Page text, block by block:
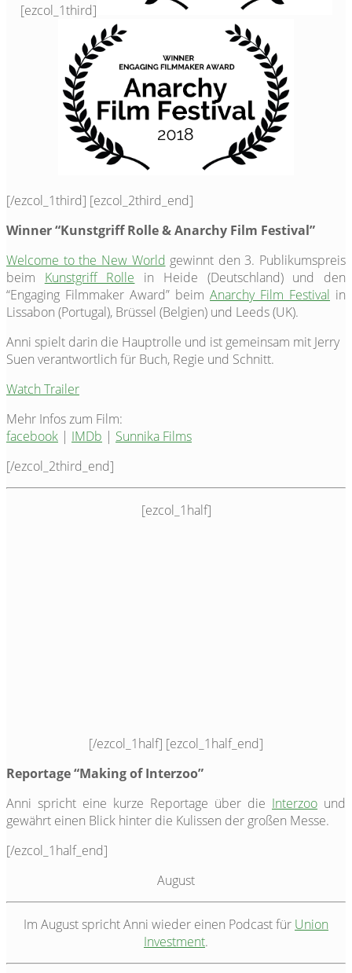
[ezcol_1third]
[/ezcol_1third] [ezcol_2third_end]
Winner “Kunstgriff Rolle & Anarchy Film Festival”
Welcome to the New World gewinnt den 3. Publikumspreis
beim Kunstgriff Rolle in Heide (Deutschland) und den
“Engaging Filmmaker Award” beim Anarchy Film Festival in
Lissabon (Portugal), Brüssel (Belgien) und Leeds (UK).
Anni spielt darin die Hauptrolle und ist gemeinsam mit Jerry
Suen verantwortlich für Buch, Regie und Schnitt.
Watch Trailer
Mehr Infos zum Film:
facebook | IMDb | Sunnika Films
[/ezcol_2third_end]
[ezcol_1half]
[/ezcol_1half] [ezcol_1half_end]
Reportage “Making of Interzoo”
Anni spricht eine kurze Reportage über die Interzoo und
gewährt einen Blick hinter die Kulissen der großen Messe.
[/ezcol_1half_end]
August
Im August spricht Anni wieder einen Podcast für Union
Investment.